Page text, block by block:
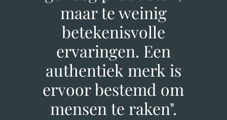
maar te weinig
betekenisvolle
ervaringen. Een
authentiek merk is
ervoor bestemd om
mensen te raken".